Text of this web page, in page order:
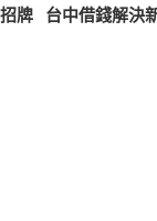
牌 台中借錢解決